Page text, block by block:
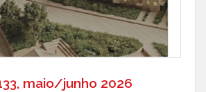
maio/junho 2026